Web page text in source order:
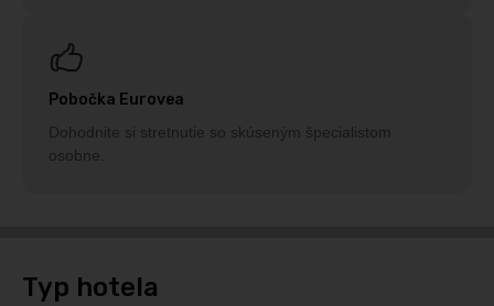
Pobočka Eurovea
Dohodnite si stretnutie so skúseným špecialistom
osobne.
Typ hotela